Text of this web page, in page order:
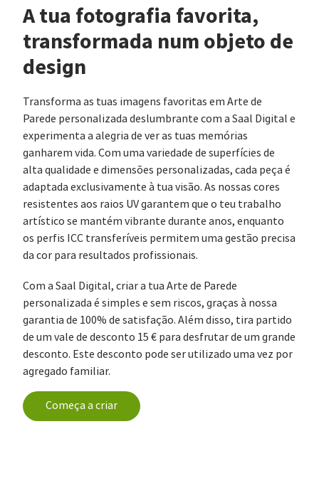
A tua fotografia favorita,
transformada num objeto de
design
Transforma as tuas imagens favoritas em Arte de
Parede personalizada deslumbrante com a Saal Digital e
experimenta a alegria de ver as tuas memórias
ganharem vida. Com uma variedade de superfícies de
alta qualidade e dimensões personalizadas, cada peça é
adaptada exclusivamente à tua visão. As nossas cores
resistentes aos raios UV garantem que o teu trabalho
artístico se mantém vibrante durante anos, enquanto
os perfis ICC transferíveis permitem uma gestão precisa
da cor para resultados profissionais.
Com a Saal Digital, criar a tua Arte de Parede
personalizada é simples e sem riscos, graças à nossa
garantia de 100% de satisfação. Além disso, tira partido
de um vale de desconto 15 € para desfrutar de um grande
desconto. Este desconto pode ser utilizado uma vez por
agregado familiar.
Começa a criar